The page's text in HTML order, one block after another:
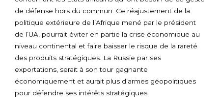
de défense hors du commun. Ce réajustement de la
politique extérieure de l’Afrique mené par le président
de l’UA, pourrait éviter en partie la crise économique au
niveau continental et faire baisser le risque de la rareté
des produits stratégiques. La Russie par ses
exportations, serait à son tour gagnante
économiquement et aurait plus d’armes géopolitiques
pour défendre ses intérêts stratégiques.